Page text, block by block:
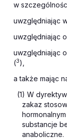
w
uwzględniając
uwzględniając
uwzględniając
(3),
a także mając
(1) W
zakaz
substancje
anaboliczne.